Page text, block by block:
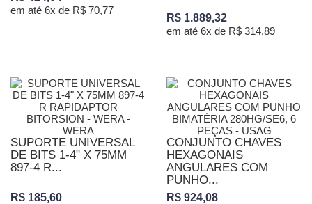
em até 6x de R$ 70,77
R$ 1.889,32
em até 6x de R$ 314,89
SUPORTE UNIVERSAL
DE BITS 1-4" X 75MM
897-4 R...
R$ 185,60
CONJUNTO CHAVES
HEXAGONAIS
ANGULARES COM
PUNHO...
R$ 924,08